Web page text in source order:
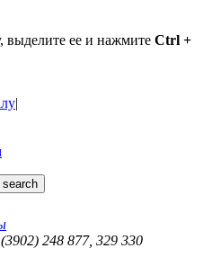
выделите ее и нажмите Ctrl +
|
248 877, 329 330